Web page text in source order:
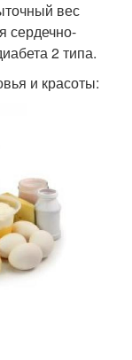
вес
сердечно-
2 типа.
и красоты: